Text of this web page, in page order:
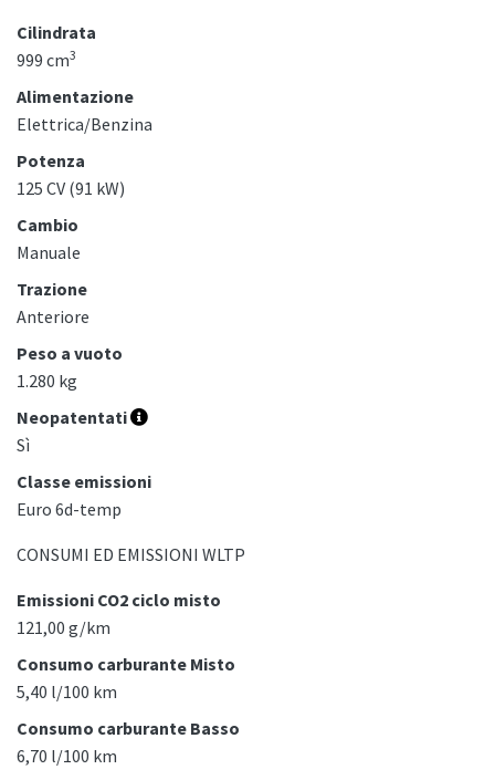
Cilindrata
999 cm3
Alimentazione
Elettrica/Benzina
Potenza
125 CV (91 kW)
Cambio
Manuale
Trazione
Anteriore
Peso a vuoto
1.280 kg
Neopatentati
Sì
Classe emissioni
Euro 6d-temp
CONSUMI ED EMISSIONI WLTP
Emissioni CO2 ciclo misto
121,00 g/km
Consumo carburante Misto
5,40 l/100 km
Consumo carburante Basso
6,70 l/100 km